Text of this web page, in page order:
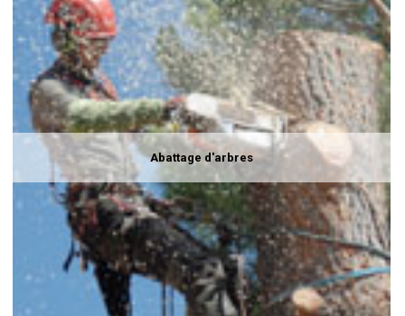
Abattage d'arbres